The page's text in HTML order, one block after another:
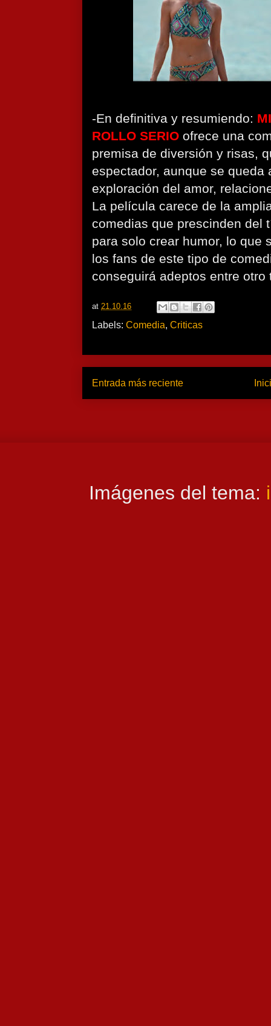
-En definitiva y resumiendo:
ROLLO SERIO ofrece una
premisa de diversión y risas,
espectador, aunque se queda
exploración del amor,
La película carece de la
comedias que prescinden del
para solo crear humor, lo que
los fans de este tipo de
conseguirá adeptos entre
at 21.10.16
Labels: Comedia, Criticas
Entrada más reciente
Imágenes del tema: